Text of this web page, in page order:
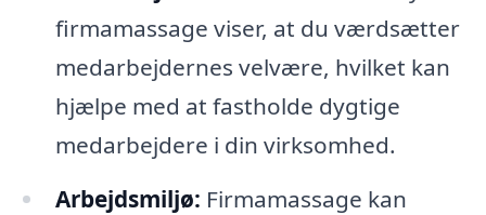
firmamassage viser, at du værdsætter
medarbejdernes velvære, hvilket kan
hjælpe med at fastholde dygtige
medarbejdere i din virksomhed.
Arbejdsmiljø: Firmamassage kan